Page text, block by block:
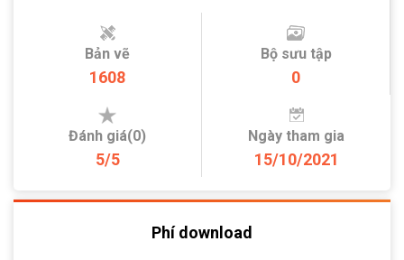
Bản vẽ
1608
Bộ sưu tập
0
Đánh giá(0)
5/5
Ngày tham gia
15/10/2021
Phí download